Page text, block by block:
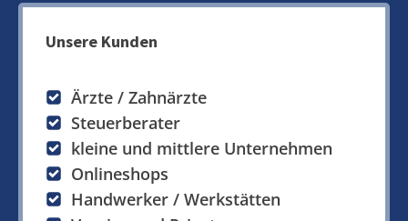
Unsere Kunden
Ärzte / Zahnärzte
Steuerberater
kleine und mittlere Unternehmen
Onlineshops
Handwerker / Werkstätten